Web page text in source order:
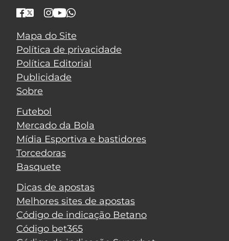
Mapa do Site
Política de privacidade
Política Editorial
Publicidade
Sobre
Futebol
Mercado da Bola
Mídia Esportiva e bastidores
Torcedoras
Basquete
Dicas de apostas
Melhores sites de apostas
Código de indicação Betano
Código bet365